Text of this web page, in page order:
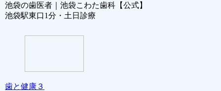
池袋の歯医者｜池袋こわた歯科【公式】
池袋駅東口1分・土日診療
歯と健康３